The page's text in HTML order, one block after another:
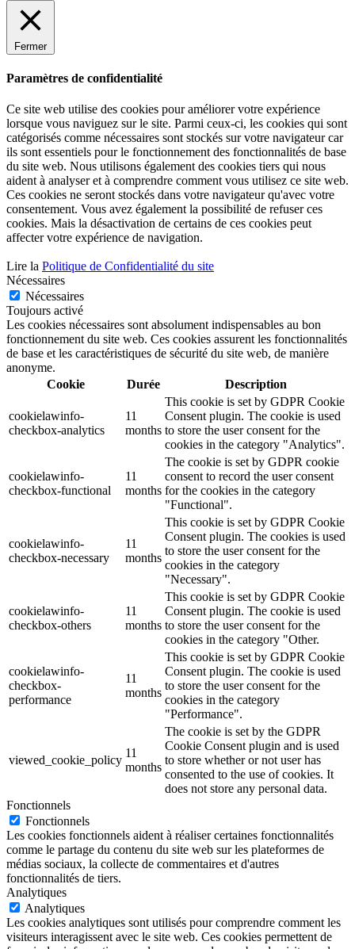
Fermer
Paramètres de confidentialité
Ce site web utilise des cookies pour améliorer votre expérience
lorsque vous naviguez sur le site. Parmi ceux-ci, les cookies qui sont
catégorisés comme nécessaires sont stockés sur votre navigateur car
ils sont essentiels pour le fonctionnement des fonctionnalités de base
du site web. Nous utilisons également des cookies tiers qui nous
aident à analyser et à comprendre comment vous utilisez ce site web.
Ces cookies ne seront stockés dans votre navigateur qu'avec votre
consentement. Vous avez également la possibilité de refuser ces
cookies. Mais la désactivation de certains de ces cookies peut
affecter votre expérience de navigation.
Lire la Politique de Confidentialité du site
Nécessaires
Nécessaires
Toujours activé
Les cookies nécessaires sont absolument indispensables au bon
fonctionnement du site web. Ces cookies assurent les fonctionnalités
de base et les caractéristiques de sécurité du site web, de manière
anonyme.
Cookie
Durée Description
cookielawinfo-
checkbox-analytics
11
months
This cookie is set by GDPR Cookie
Consent plugin. The cookie is used
to store the user consent for the
cookies in the category "Analytics".
cookielawinfo-
checkbox-functional
11
months
The cookie is set by GDPR cookie
consent to record the user consent
for the cookies in the category
"Functional".
cookielawinfo-
checkbox-necessary
11
months
This cookie is set by GDPR Cookie
Consent plugin. The cookies is used
to store the user consent for the
cookies in the category
"Necessary".
cookielawinfo-
checkbox-others
11
months
This cookie is set by GDPR Cookie
Consent plugin. The cookie is used
to store the user consent for the
cookies in the category "Other.
cookielawinfo-
checkbox-
performance
11
months
This cookie is set by GDPR Cookie
Consent plugin. The cookie is used
to store the user consent for the
cookies in the category
"Performance".
viewed_cookie_policy
11
months
The cookie is set by the GDPR
Cookie Consent plugin and is used
to store whether or not user has
consented to the use of cookies. It
does not store any personal data.
Fonctionnels
Fonctionnels
Les cookies fonctionnels aident à réaliser certaines fonctionnalités
comme le partage du contenu du site web sur les plateformes de
médias sociaux, la collecte de commentaires et d'autres
fonctionnalités de tiers.
Analytiques
Analytiques
Les cookies analytiques sont utilisés pour comprendre comment les
visiteurs interagissent avec le site web. Ces cookies permettent de